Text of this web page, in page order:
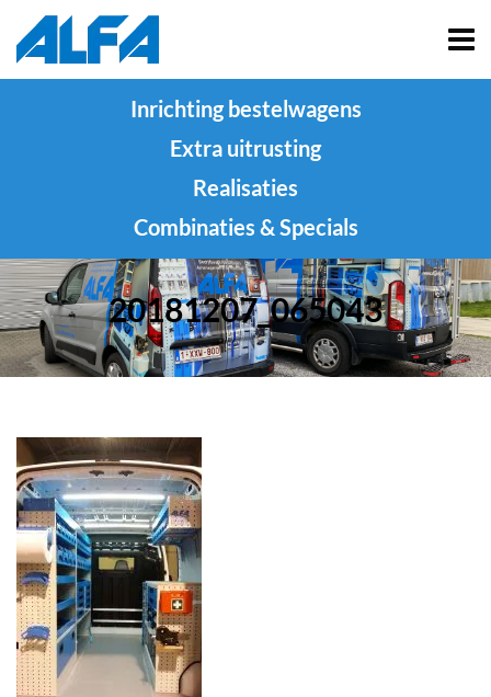
Inrichting bestelwagens
Extra uitrusting
Realisaties
Combinaties & Specials
20181207_065043